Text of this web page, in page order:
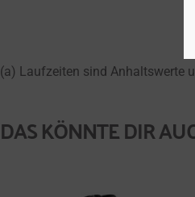
(a) Laufzeiten sind Anhaltswerte
DAS KÖNNTE DIR